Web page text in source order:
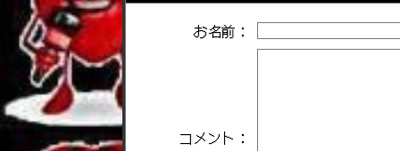
お名前：
コメント：